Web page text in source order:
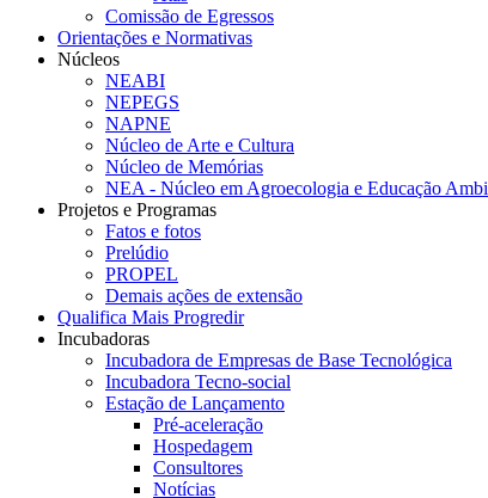
Comissão de Egressos
Orientações e Normativas
Núcleos
NEABI
NEPEGS
NAPNE
Núcleo de Arte e Cultura
Núcleo de Memórias
NEA - Núcleo em Agroecologia e Educação
Projetos e Programas
Fatos e fotos
Prelúdio
PROPEL
Demais ações de extensão
Qualifica Mais Progredir
Incubadoras
Incubadora de Empresas de Base Tecnológica
Incubadora Tecno-social
Estação de Lançamento
Pré-aceleração
Hospedagem
Consultores
Notícias